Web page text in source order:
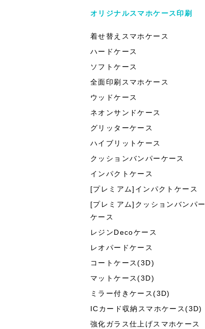
オリジナルスマホケース印刷
着せ替えスマホケース
ハードケース
ソフトケース
全面印刷スマホケース
ウッドケース
ネオンサンドケース
グリッターケース
ハイブリットケース
クッションバンパーケース
インパクトケース
[プレミアム]インパクトケース
[プレミアム]クッションバンパー
ケース
レジンDecoケース
レオパードケース
コートケース(3D)
マットケース(3D)
ミラー付きケース(3D)
ICカード収納スマホケース(3D)
強化ガラス仕上げスマホケース